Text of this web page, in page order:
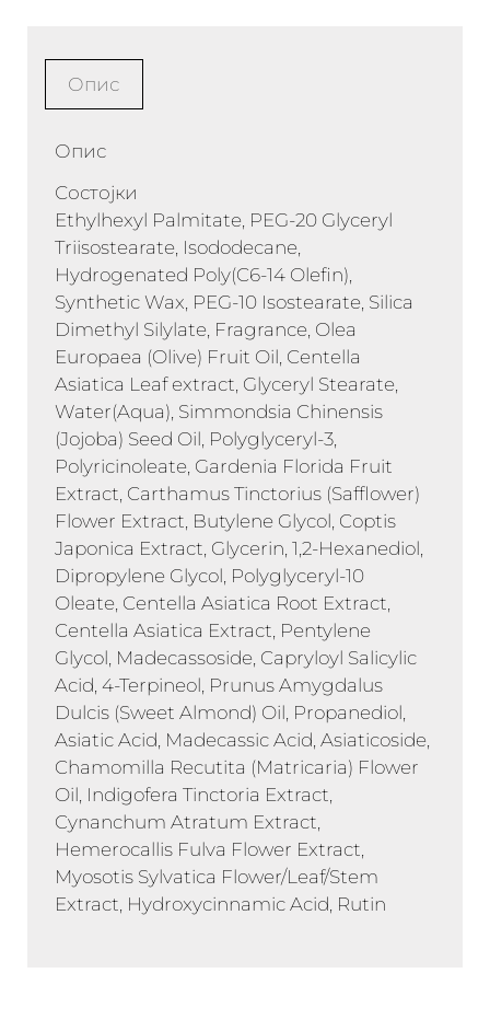
Опис
Опис
Состојки
Ethylhexyl Palmitate, PEG-20 Glyceryl
Triisostearate, Isododecane,
Hydrogenated Poly(C6-14 Olefin),
Synthetic Wax, PEG-10 Isostearate, Silica
Dimethyl Silylate, Fragrance, Olea
Europaea (Olive) Fruit Oil, Centella
Asiatica Leaf extract, Glyceryl Stearate,
Water(Aqua), Simmondsia Chinensis
(Jojoba) Seed Oil, Polyglyceryl-3,
Polyricinoleate, Gardenia Florida Fruit
Extract, Carthamus Tinctorius (Safflower)
Flower Extract, Butylene Glycol, Coptis
Japonica Extract, Glycerin, 1,2-Hexanediol,
Dipropylene Glycol, Polyglyceryl-10
Oleate, Centella Asiatica Root Extract,
Centella Asiatica Extract, Pentylene
Glycol, Madecassoside, Capryloyl Salicylic
Acid, 4-Terpineol, Prunus Amygdalus
Dulcis (Sweet Almond) Oil, Propanediol,
Asiatic Acid, Madecassic Acid, Asiaticoside,
Chamomilla Recutita (Matricaria) Flower
Oil, Indigofera Tinctoria Extract,
Cynanchum Atratum Extract,
Hemerocallis Fulva Flower Extract,
Myosotis Sylvatica Flower/Leaf/Stem
Extract, Hydroxycinnamic Acid, Rutin